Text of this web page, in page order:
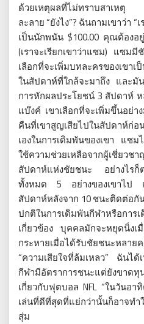
ด้วยเหตุผลที่ไม่ทราบสาเห
ละลาย “ยังไง”? ฉันถามเขาว่า
เป็นนักพนัน $100.00 คุณต้อง
(เราจะเรียกเขาว่าแซม) แซม
เลือกที่จะเพิ่มบทละครของเขาเ
ในสัปดาห์ที่ใกล้จะมาถึง และ
การหักผลประโยชน์ 3 สัปดาห์
แบ๊งค์ เขาเลือกที่จะเพิ่มขึ้นอย่า
คืนที่เขาสูญเสียไปในสัปดาห์ก่อ
เองในการเดิมพันของเขา แซม
ใช้ความช่วยเหลือจากผู้เชี่ย
สัปดาห์แห่งชัยชนะ อย่างไร
ทั้งหมด 5 อย่างของเขาไป แ
สัปดาห์หลังจาก 10 ชนะติดต่อกัน
ปกติในการเดิมพันกีฬาหรือการ
เกี่ยวข้อง บุคคลมักจะหยุดนิ่งเ
กระหายเมื่อได้รับชัยชนะหลาย
“ความเสียใจที่ล้มเหลว” ฉันไ
กีฬามีอัตราการชนะแต่ยังขาดทุน
เกี่ยวกับฟุตบอล NFL “ในวันอ
เล่นที่ดีที่สุดที่แย่กว่านั้นก็อาจท
สุ่ม